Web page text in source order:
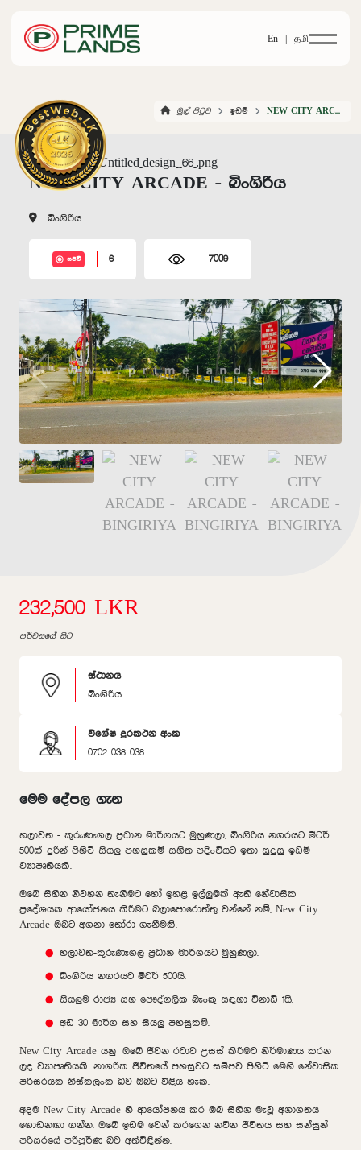
En | தமி
මුල් පිටුව ඉඩම් NEW CITY ARCADE BINGIRIYA
NEW CITY ARCADE - බිංගිරිය
බිංගිරිය
සජීවී 6 7009
232,500 LKR
පර්චසයේ සිට
ස්ථානය
බිංගිරිය
විශේෂ දුරකථන අංක
0702 038 038
මෙම දේපල ගැන
හලාවත - කුරුණෑගල ප්‍රධාන මාර්ගයට මුහුණලා, බිංගිරිය නගරයට මීටර්
500ක් දුරින් පිහිටි සියලු පහසුකම් සහිත පදිංචියට ඉතා සුදුසු ඉඩම්
ව්‍යාපෘතියකි.
ඔබේ සිහින නිවහන තැනීමට හෝ ඉහළ ඉල්ලුමක් ඇති නේවාසික
ප්‍රදේශයක ආයෝජනය කිරීමට බලාපොරොත්තු වන්නේ නම්, New City
Arcade ඔබට අගනා තෝරා ගැනීමකි.
හලාවත-කුරුණෑගල ප්‍රධාන මාර්ගයට මුහුණලා.
බිංගිරිය නගරයට මීටර් 500යි.
සියලුම රාජ්‍ය සහ පෞද්ගලික බැංකු සඳහා විනාඩි 1යි.
අඩි 30 මාර්ග සහ සියලු පහසුකම්.
New City Arcade යනු ඔබේ ජීවන රටාව උසස් කිරීමට නිර්මාණය කරන
ලද ව්‍යාපෘතියකි. නාගරික ජීවිතයේ පහසුවට සමීපව පිහිටි මෙහි නේවාසික
පරිසරයක නිස්කලංක බව ඔබට විඳිය හැක.
අදම New City Arcade හි ආයෝජනය කර ඔබ සිහින මැවූ අනාගතය
ගොඩනඟා ගන්න. ඔබේ ඉඩම වෙන් කරගෙන නවීන ජීවිතය සහ සන්සුන්
පරිසරයේ පරිපූර්ණ බව අත්විඳින්න.